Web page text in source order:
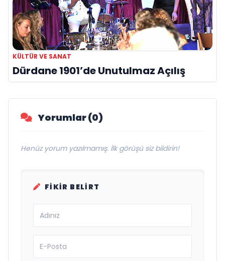
KÜLTÜR VE SANAT
Dürdane 1901’de Unutulmaz Açılış
Yorumlar (0)
Henüz yorum yazılmamış. İlk görüşü siz bildirin!
FIKIR BELIRT